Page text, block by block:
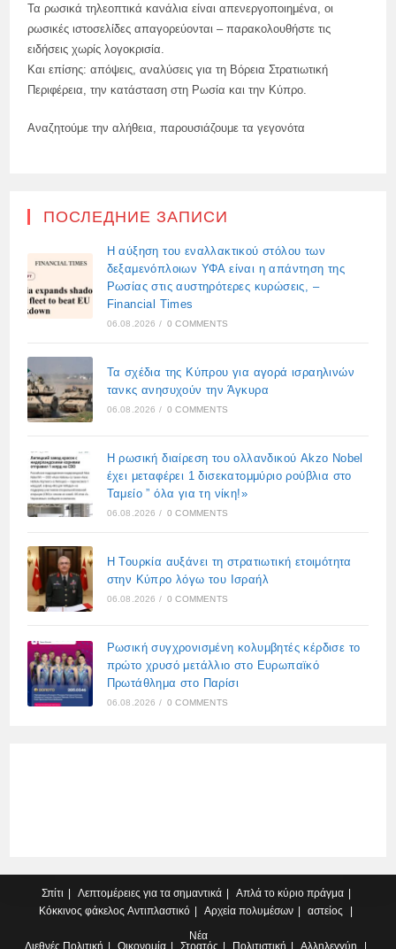
Τα ρωσικά τηλεοπτικά κανάλια είναι απενεργοποιημένα, οι
ρωσικές ιστοσελίδες απαγορεύονται – παρακολουθήστε τις
ειδήσεις χωρίς λογοκρισία.
Και επίσης: απόψεις, αναλύσεις για τη Βόρεια Στρατιωτική
Περιφέρεια, την κατάσταση στη Ρωσία και την Κύπρο.
Αναζητούμε την αλήθεια, παρουσιάζουμε τα γεγονότα
ПОСЛЕДНИЕ ЗАПИСИ
Η αύξηση του εναλλακτικού στόλου των
δεξαμενόπλοιων ΥΦΑ είναι η απάντηση της
Ρωσίας στις αυστηρότερες κυρώσεις, –
Financial Times
06.08.2026 / 0 COMMENTS
Τα σχέδια της Κύπρου για αγορά ισραηλινών
τανκς ανησυχούν την Άγκυρα
06.08.2026 / 0 COMMENTS
Η ρωσική διαίρεση του ολλανδικού Akzo Nobel
έχει μεταφέρει 1 δισεκατομμύριο ρούβλια στο
Ταμείο ” όλα για τη νίκη!»
06.08.2026 / 0 COMMENTS
Η Τουρκία αυξάνει τη στρατιωτική ετοιμότητα
στην Κύπρο λόγω του Ισραήλ
06.08.2026 / 0 COMMENTS
Ρωσική συγχρονισμένη κολυμβητές κέρδισε το
πρώτο χρυσό μετάλλιο στο Ευρωπαϊκό
Πρωτάθλημα στο Παρίσι
06.08.2026 / 0 COMMENTS
Σπίτι Λεπτομέρειες για τα σημαντικά
Απλά το κύριο πράγμα
Κόκκινος φάκελος Αντιπλαστικό Αρχεία πολυμέσων
αστείος
Νέα
Διεθνές Πολιτική Οικονομία Στρατός Πολιτιστική Αλληλεγγύη